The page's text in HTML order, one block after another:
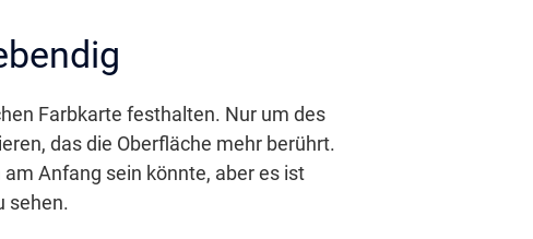
Farbkarte festhalten. Nur um des
das die Oberfläche mehr berührt.
Anfang sein könnte, aber es ist
sehen.